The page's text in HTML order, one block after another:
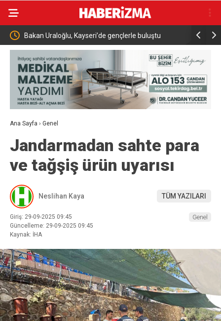
buluştu İnegöl’de orman yangını; Havadan ve karadan
müdahale başlatıldı
Ana Sayfa › Genel
Jandarmadan sahte para
ve tağşiş ürün uyarısı
Neslihan Kaya TÜM YAZILARI
Giriş: 29-09-2025 09:45
Güncelleme: 29-09-2025 09:45
Kaynak: İHA
Genel